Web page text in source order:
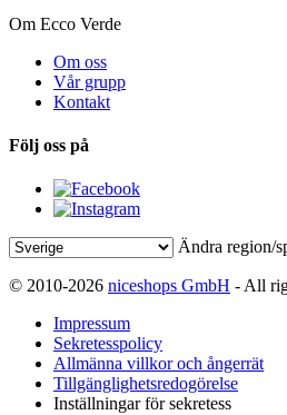
Om Ecco Verde
Om oss
Vår grupp
Kontakt
Följ oss på
Ändra region/
© 2010-2026 niceshops GmbH - All
Impressum
Sekretesspolicy
Allmänna villkor och ångerrät
Tillgänglighetsredogörelse
Inställningar för sekretess